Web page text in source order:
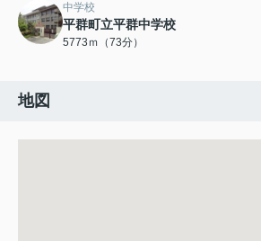
中学校
平群町立平群中学校
5773ｍ（73分）
地図